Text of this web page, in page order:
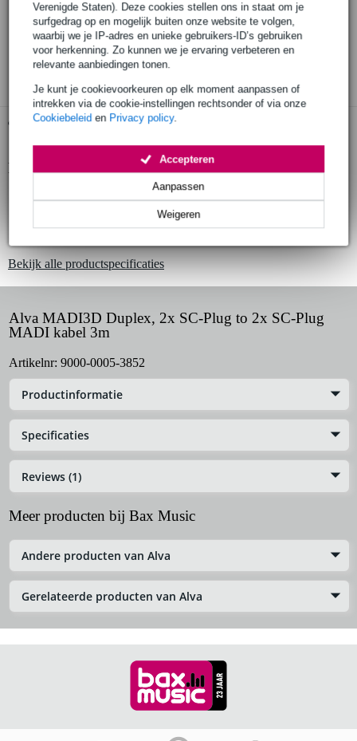
Verenigde Staten). Deze cookies stellen ons in staat om je
surfgedrag op en mogelijk buiten onze website te volgen,
waarbij we je IP-adres en unieke gebruikers-ID’s gebruiken
voor herkenning. Zo kunnen we je ervaring verbeteren en
relevante aanbiedingen tonen.
Je kunt je cookievoorkeuren op elk moment aanpassen of
intrekken via de cookie-instellingen rechtsonder of via onze
Cookiebeleid en Privacy policy.
Weigeren
Aanpassen
Accepteren
Bestel nu = maandag in huis
30 dagen 'niet goed geld terug' garantie
3 jaar Bax Music garantie
Gratis ophalen in de winkel
Productinformatie
dubbele MADI kabel (duplex)
optische glasvezel kabel, Multi-Mode
Bekijk alle productspecificaties
Alva MADI3D Duplex, 2x SC-Plug to 2x SC-Plug
MADI kabel 3m
Artikelnr: 9000-0005-3852
Productinformatie
Specificaties
Reviews (1)
Meer producten bij Bax Music
Andere producten van Alva
Gerelateerde producten van Alva